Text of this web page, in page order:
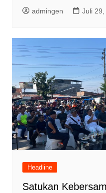
admingen Juli 29,
Headline
Satukan